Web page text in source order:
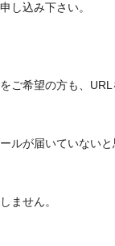
し込み下さい。
ご希望の方も、
ルが届いていない
ません。